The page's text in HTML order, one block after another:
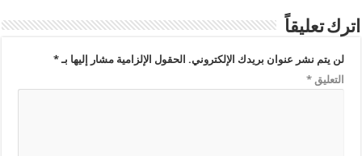
اترك تعليقاً
لن يتم نشر عنوان بريدك الإلكتروني. الحقول الإلزامية مشار إليها بـ*
التعليق*